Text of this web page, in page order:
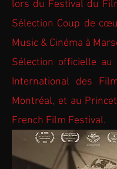
lors du Festival du
Sélection Coup de
Music & Cinéma à
Sélection officielle au
International des
Montréal, et au
French Film Festival.